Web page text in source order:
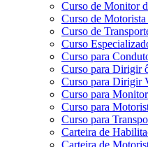
Curso de Monitor
Curso de
Curso de
Curso
Curso para
Curso para Dirigir
Curso para Dirigir
Curso para
Curso para
Curso para
Carteira de
Carteira de